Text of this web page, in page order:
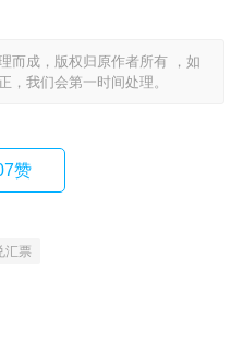
而成，版权归原作者所有 ，如
，我们会第一时间处理。
赞
汇票